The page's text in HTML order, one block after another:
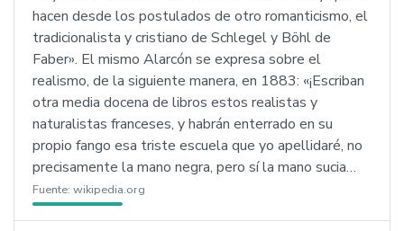
hacen desde los postulados de otro romanticismo, el
tradicionalista y cristiano de Schlegel y Böhl de
Faber». El mismo Alarcón se expresa sobre el
realismo, de la siguiente manera, en 1883: «¡Escriban
otra media docena de libros estos realistas y
naturalistas franceses, y habrán enterrado en su
propio fango esa triste escuela que yo apellidaré, no
precisamente la mano negra, pero sí la mano sucia…
Fuente: wikipedia.org